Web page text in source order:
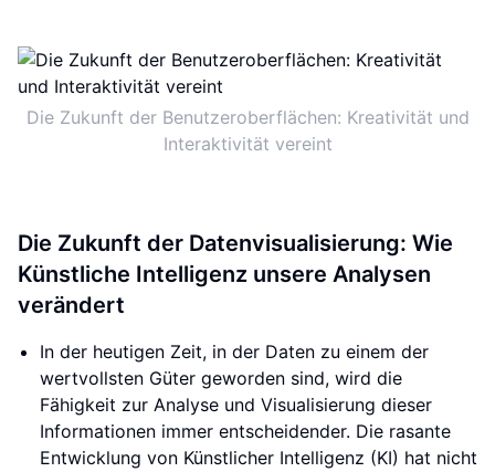
Die Zukunft der Benutzeroberflächen: Kreativität und
Interaktivität vereint
Die Zukunft der Datenvisualisierung: Wie
Künstliche Intelligenz unsere Analysen
verändert
In der heutigen Zeit, in der Daten zu einem der
wertvollsten Güter geworden sind, wird die
Fähigkeit zur Analyse und Visualisierung dieser
Informationen immer entscheidender. Die rasante
Entwicklung von Künstlicher Intelligenz (KI) hat nicht